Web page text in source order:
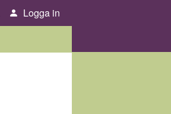
Logga in